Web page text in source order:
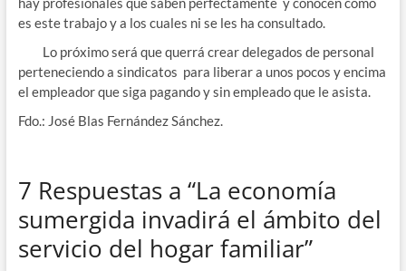
es este trabajo y a los cuales ni se les ha consultado.
Lo próximo será que querrá crear delegados de personal
perteneciendo a sindicatos para liberar a unos pocos y encima
el empleador que siga pagando y sin empleado que le asista.
Fdo.: José Blas Fernández Sánchez.
7 Respuestas a “La economía
sumergida invadirá el ámbito del
servicio del hogar familiar”